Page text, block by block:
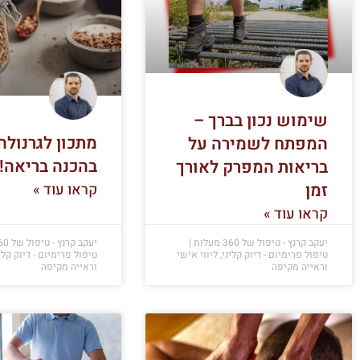
שימוש נכון בברך –
המפתח לשמירה על
בריאות המפרק לאורך
זמן
קראו עוד »
יעקב קרנץ - טיפול של 360 מעלות |
טיפול פרימיום - דיוק קליני, ליווי אישי
וראייה מקיפה
מתכון
בהכנה
קראו עוד »
טיפול פרימיום - דיוק
וראייה מקיפה